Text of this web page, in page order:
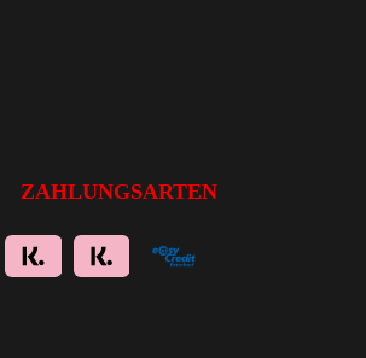
ZAHLUNGSARTEN